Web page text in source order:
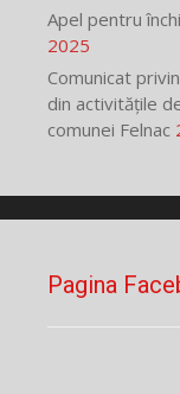
Apel pentru
2025
Comunicat
din activitățile
comunei Felnac
Pagina